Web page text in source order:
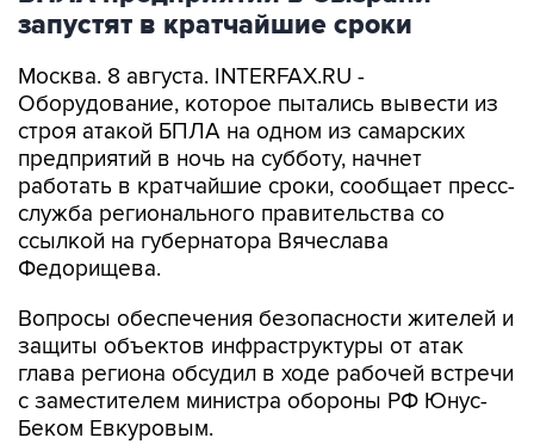
запустят в кратчайшие сроки
Москва. 8 августа. INTERFAX.RU -
Оборудование, которое пытались вывести из
строя атакой БПЛА на одном из самарских
предприятий в ночь на субботу, начнет
работать в кратчайшие сроки, сообщает пресс-
служба регионального правительства со
ссылкой на губернатора Вячеслава
Федорищева.
Вопросы обеспечения безопасности жителей и
защиты объектов инфраструктуры от атак
глава региона обсудил в ходе рабочей встречи
с заместителем министра обороны РФ Юнус-
Беком Евкуровым.